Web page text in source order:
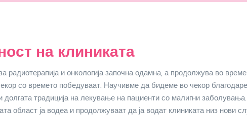
на клиниката
радиотерапија и онкологија започна одамна, а продолжува во
со времето победуваат. Научивме да бидеме во чекор
долгата традиција на лекување на пациенти со малигни
област ја водеа и продолжуваат да ја водат клиниката низ нови